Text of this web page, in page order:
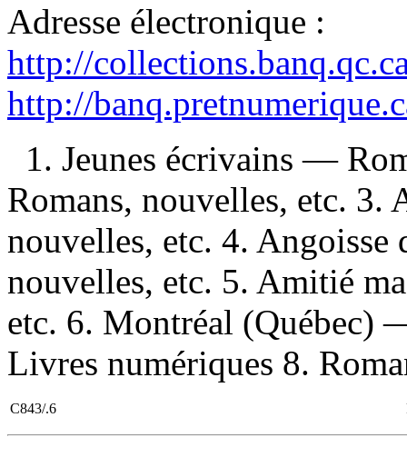
Adresse électronique :
http://
http://
1. Jeunes écrivains —
Romans, nouvelles, etc.
nouvelles, etc. 4.
nouvelles, etc. 5. Amitié
etc. 6. Montréal (Québec)
Livres numériques 8.
C843/.6